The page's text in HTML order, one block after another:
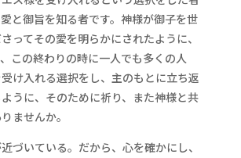
と御旨を知る者です。神様が御子を世
ってその愛を明らかにされたように、
この終わりの時に一人でも多くの人
け入れる選択をし、主のもとに立ち返
うに、そのために祈り、また神様と共
ませんか。
近づいている。だから、心を確かにし、